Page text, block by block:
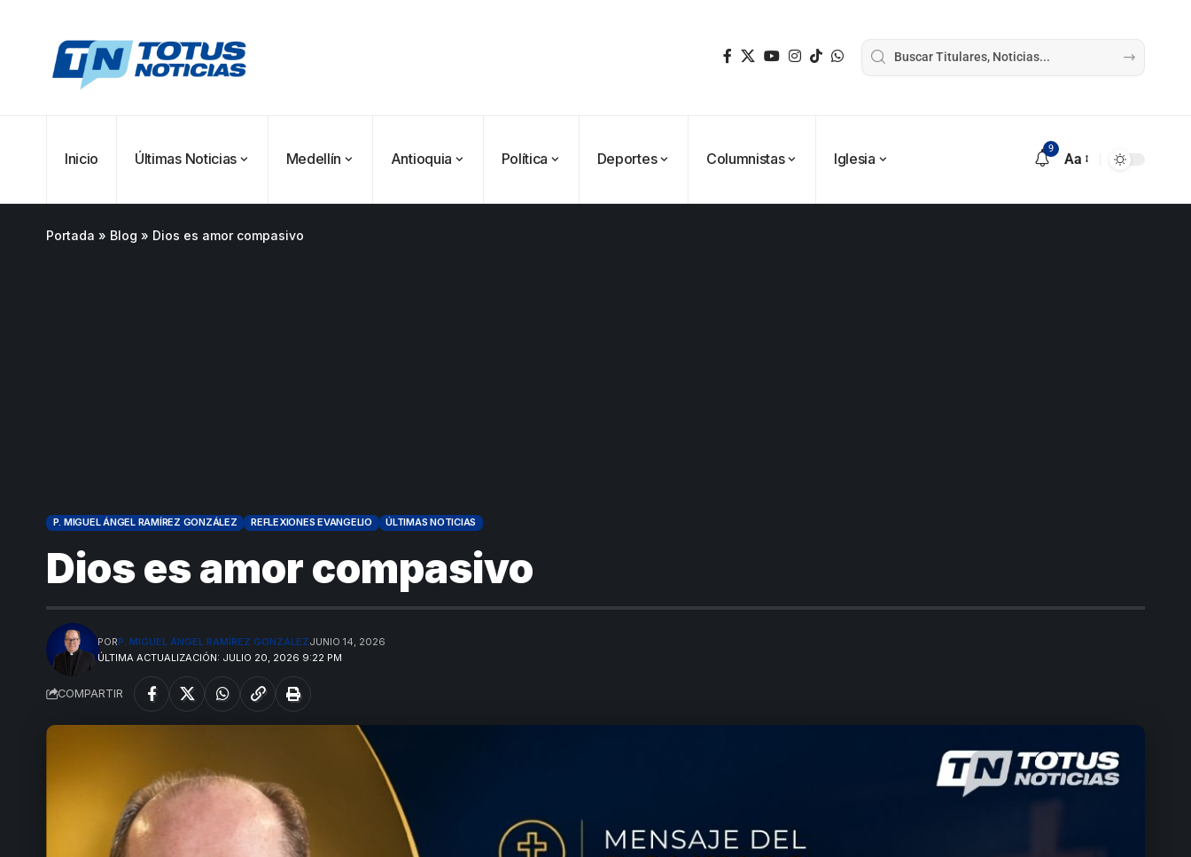
Inicio Últimas Noticias Medellín Antioquia Política Deportes Columnistas Iglesia
9
Aa
Portada » Blog » Dios es amor compasivo
P. MIGUEL ÁNGEL RAMÍREZ GONZÁLEZ REFLEXIONES EVANGELIO ÚLTIMAS NOTICIAS
Dios es amor compasivo
ÚLTIMA ACTUALIZACIÓN: JULIO 20, 2026 9:22 PM
PORP. MIGUEL ÁNGEL RAMÍREZ GONZÁLEZJUNIO 14, 2026
COMPARTIR